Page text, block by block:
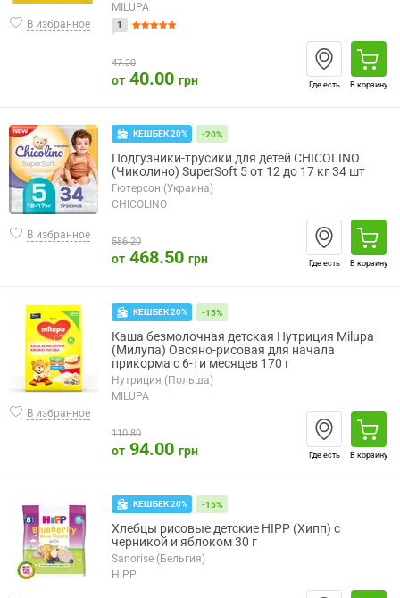
В избранное
MILUPA
1
47.30
от 40.00 грн Где есть В корзину
В избранное
КЕШБЕК 20% -20%
Подгузники-трусики для детей CHICOLINO
(Чиколино) SuperSoft 5 от 12 до 17 кг 34 шт
Гютерсон (Украина)
CHICOLINO
586.20
от 468.50 грн Где есть В корзину
В избранное
КЕШБЕК 20% -15%
Каша безмолочная детская Нутриция Milupa
(Милупа) Овсяно-рисовая для начала
прикорма с 6-ти месяцев 170 г
Нутриция (Польша)
MILUPA
110.80
от 94.00 грн Где есть В корзину
КЕШБЕК 20% -15%
Хлебцы рисовые детские HIPP (Хипп) с
черникой и яблоком 30 г
Sanorise (Бельгия)
HiPP